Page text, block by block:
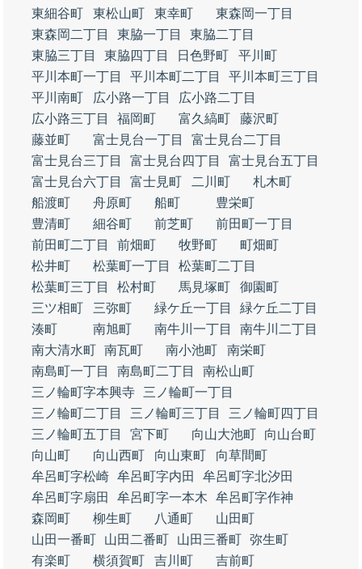
東細谷町
東松山町 東幸町
東森岡一丁目
東森岡二丁目
東脇一丁目
東脇二丁目
東脇三丁目
東脇四丁目 日色野町
平川町
平川本町一丁目
平川本町二丁目
平川本町三丁目
平川南町
広小路一丁目
広小路二丁目
広小路三丁目
福岡町 富久縞町
藤沢町
藤並町
富士見台一丁目
富士見台二丁目
富士見台三丁目
富士見台四丁目
富士見台五丁目
富士見台六丁目
富士見町 二川町
札木町
船渡町
舟原町 船町
豊栄町
豊清町
細谷町 前芝町
前田町一丁目
前田町二丁目
前畑町 牧野町
町畑町
松井町
松葉町一丁目
松葉町二丁目
松葉町三丁目
松村町 馬見塚町
御園町
三ツ相町
三弥町 緑ケ丘一丁目
緑ケ丘二丁目
湊町
南旭町 南牛川一丁目
南牛川二丁目
南大清水町 南瓦町 南小池町
南栄町
南島町一丁目
南島町二丁目
南松山町
三ノ輪町字本興寺
三ノ輪町一丁目
三ノ輪町二丁目
三ノ輪町三丁目
三ノ輪町四丁目
三ノ輪町五丁目
宮下町 向山大池町
向山台町
向山町
向山西町 向山東町
向草間町
牟呂町字松崎 牟呂町字内田
牟呂町字北汐田
牟呂町字扇田
牟呂町字一本木
牟呂町字作神
森岡町
柳生町 八通町
山田町
山田一番町
山田二番町 山田三番町 弥生町
有楽町
横須賀町 吉川町
吉前町